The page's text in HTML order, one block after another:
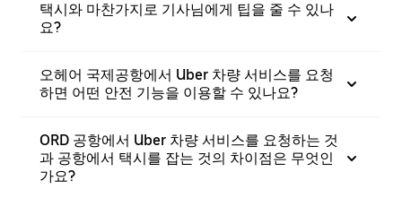
택시와 마찬가지로 기사님에게 팁을 줄 수 있나
요?
오헤어 국제공항에서 Uber 차량 서비스를 요청
하면 어떤 안전 기능을 이용할 수 있나요?
ORD 공항에서 Uber 차량 서비스를 요청하는 것
과 공항에서 택시를 잡는 것의 차이점은 무엇인
가요?